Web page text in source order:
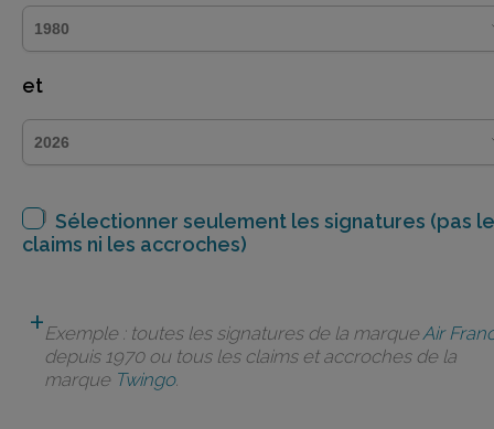
et
Sélectionner seulement les signatures (pas
claims ni les accroches)
Exemple : toutes les signatures de la marqueAir
depuis 1970 ou tous les claims et accroches de la
marque Twingo.